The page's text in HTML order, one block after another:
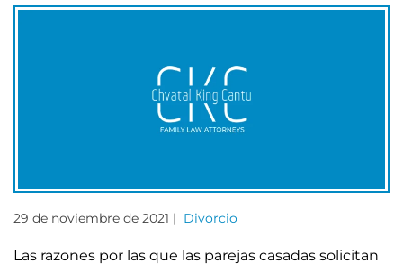
29 de noviembre de 2021 | Divorcio
Las razones por las que las parejas casadas solicitan